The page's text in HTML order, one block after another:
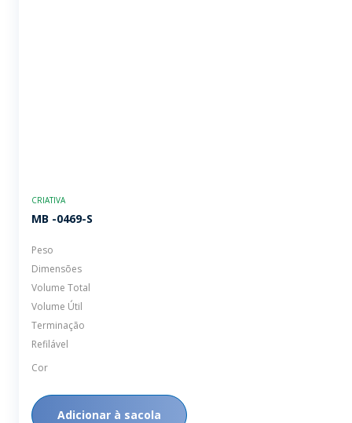
CRIATIVA
MB -0469-S
Peso
Dimensões
Volume Total
Volume Útil
Terminação
Refilável
Cor
Adicionar à sacola